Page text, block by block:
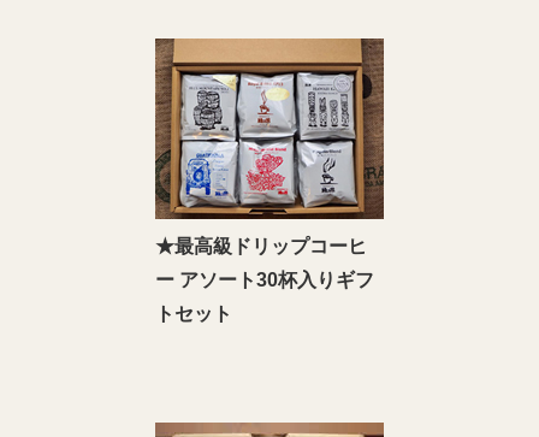
★最高級ドリップコーヒ
ー アソート30杯入りギフ
トセット